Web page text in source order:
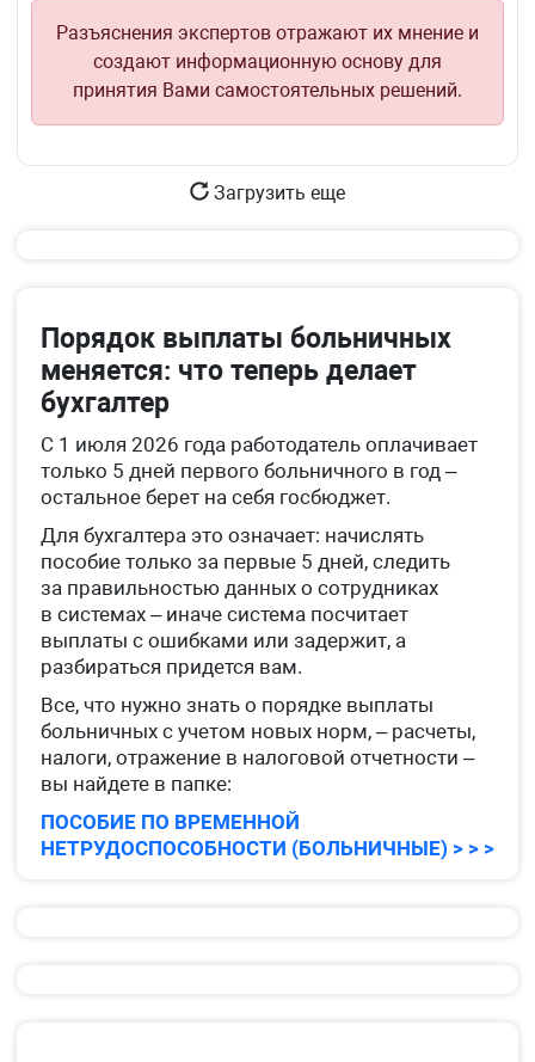
Разъяснения экспертов отражают их мнение и
создают информационную основу для
принятия Вами самостоятельных решений.
Загрузить еще
Порядок выплаты больничных
меняется: что теперь делает
бухгалтер
С 1 июля 2026 года работодатель оплачивает
только 5 дней первого больничного в год –
остальное берет на себя госбюджет.
Для бухгалтера это означает: начислять
пособие только за первые 5 дней, следить
за правильностью данных о сотрудниках
в системах – иначе система посчитает
выплаты с ошибками или задержит, а
разбираться придется вам.
Все, что нужно знать о порядке выплаты
больничных с учетом новых норм, – расчеты,
налоги, отражение в налоговой отчетности –
вы найдете в папке:
ПОСОБИЕ ПО ВРЕМЕННОЙ
НЕТРУДОСПОСОБНОСТИ (БОЛЬНИЧНЫЕ) > > >